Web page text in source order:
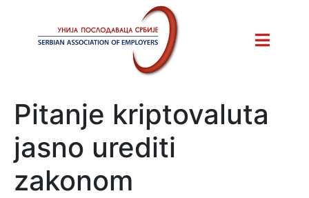
Pitanje kriptovaluta
jasno urediti
zakonom